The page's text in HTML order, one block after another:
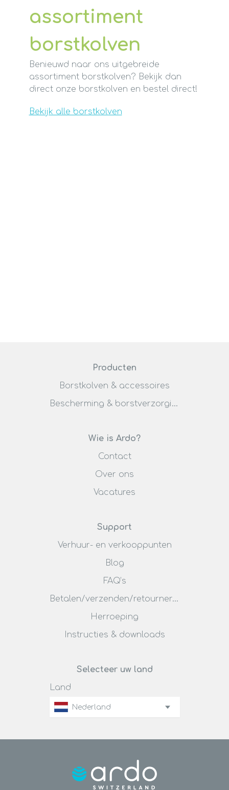
assortiment
borstkolven
Benieuwd naar ons uitgebreide
assortiment borstkolven? Bekijk dan
direct onze borstkolven en bestel direct!
Bekijk alle borstkolven
Producten
Borstkolven & accessoires
Bescherming & borstverzorging
Wie is Ardo?
Contact
Over ons
Vacatures
Support
Verhuur- en verkooppunten
Blog
FAQ’s
Betalen/verzenden/retourneren
Herroeping
Instructies & downloads
Selecteer uw land
Land
Nederland